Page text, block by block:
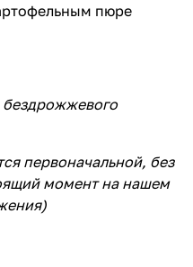
пюре
бездрожжевого
первоначальной, без
момент на нашем